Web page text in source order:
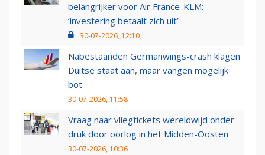
belangrijker voor Air France-KLM:
‘investering betaalt zich uit’
30-07-2026, 12:10
Nabestaanden Germanwings-crash klagen
Duitse staat aan, maar vangen mogelijk
bot
30-07-2026, 11:58
Vraag naar vliegtickets wereldwijd onder
druk door oorlog in het Midden-Oosten
30-07-2026, 10:36